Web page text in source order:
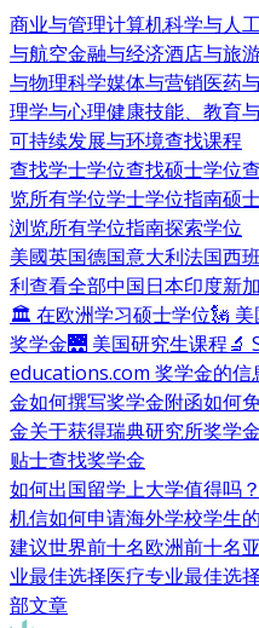
商业与管理计算机科学与人
与航空金融与经济酒店与旅
与物理科学媒体与营销医药
理学与心理健康技能、教育
可持续发展与环境查找课程
查找学士学位查找硕士学位
览所有学位学士学位指南硕
浏览所有学位指南探索学位
美國英国德国意大利法国西
利查看全部中国日本印度新
🏛 在欧洲学习硕士学位🗽
奖学金🌉 美国研究生课程🔬
educations.com 奖学金的信
金如何撰写奖学金附函如何
金关于获得瑞典研究所奖学
贴士查找奖学金
如何出国留学上大学值得吗？
机信如何申请海外学校学生
建议世界前十名欧洲前十名
业最佳选择医疗专业最佳选择
部文章